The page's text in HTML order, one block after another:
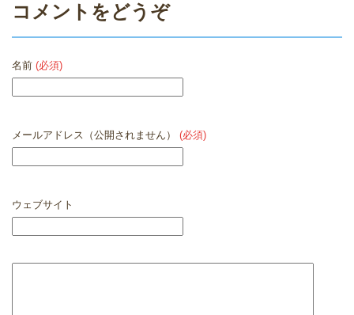
コメントをどうぞ
名前 (必須)
メールアドレス（公開されません） (必須)
ウェブサイト